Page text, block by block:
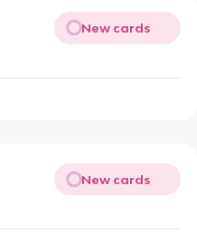
New cards
New cards